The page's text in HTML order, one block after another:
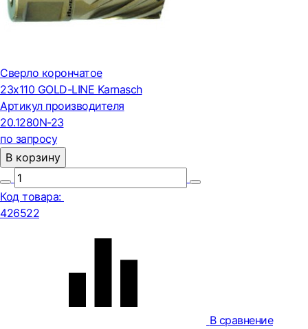
Сверло корончатое
23х110 GOLD-LINE Karnasch
Артикул производителя
20.1280N-23
по запросу
В корзину
Код товара:
426522
В сравнение